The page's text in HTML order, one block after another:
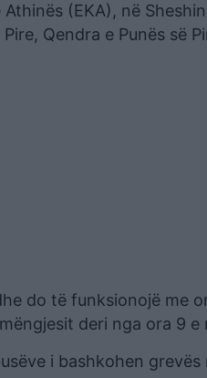
(EKA), në
Qendra e Punës së
do të funksionojë me
deri nga ora 9 e
i bashkohen grevës